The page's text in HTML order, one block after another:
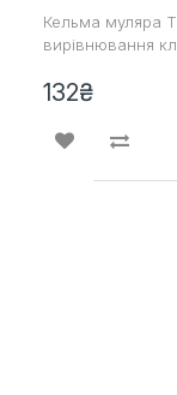
Кельма муляра
вирівнювання
132₴